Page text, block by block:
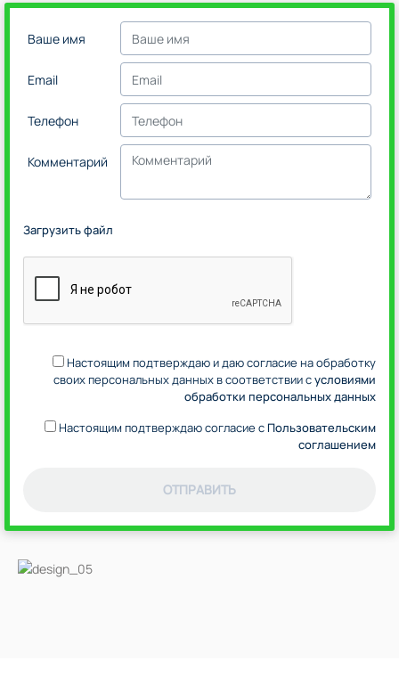
Ваше имя
Email
Телефон
Комментарий
Загрузить файл
Настоящим подтверждаю и даю согласие на обработку
своих персональных данных в соответствии сусловиями
обработки персональных данных
Настоящим подтверждаю согласие сПользовательским
соглашением
ОТПРАВИТЬ